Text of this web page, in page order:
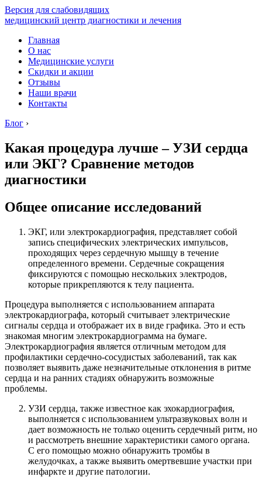
Версия для слабовидящих
медицинский центр диагностики и лечения
Главная
О нас
Медицинские услуги
Скидки и акции
Отзывы
Наши врачи
Контакты
Блог ›
Какая процедура лучше – УЗИ сердца
или ЭКГ? Сравнение методов
диагностики
Общее описание исследований
ЭКГ, или электрокардиография, представляет собой
запись специфических электрических импульсов,
проходящих через сердечную мышцу в течение
определенного времени. Сердечные сокращения
фиксируются с помощью нескольких электродов,
которые прикрепляются к телу пациента.
Процедура выполняется с использованием аппарата
электрокардиографа, который считывает электрические
сигналы сердца и отображает их в виде графика. Это и есть
знакомая многим электрокардиограмма на бумаге.
Электрокардиография является отличным методом для
профилактики сердечно-сосудистых заболеваний, так как
позволяет выявить даже незначительные отклонения в ритме
сердца и на ранних стадиях обнаружить возможные
проблемы.
УЗИ сердца, также известное как эхокардиография,
выполняется с использованием ультразвуковых волн и
дает возможность не только оценить сердечный ритм, но
и рассмотреть внешние характеристики самого органа.
С его помощью можно обнаружить тромбы в
желудочках, а также выявить омертвевшие участки при
инфаркте и другие патологии.